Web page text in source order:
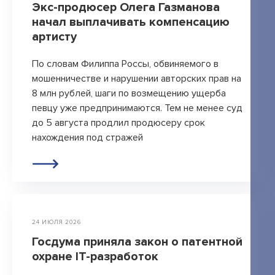
Экс-продюсер Олега Газманова
начал выплачивать компенсацию
артисту
По словам Филиппа Россы, обвиняемого в
мошенничестве и нарушении авторских прав на
8 млн рублей, шаги по возмещению ущерба
певцу уже предпринимаются. Тем не менее суд
до 5 августа продлил продюсеру срок
нахождения под стражей
24 ИЮЛЯ 2026
Госдума приняла закон о патентной
охране IT-разработок